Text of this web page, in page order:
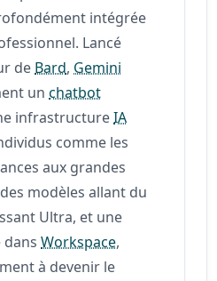
intégrée
Lancé
de Bard, Gemini
unchatbot
infrastructureIA
comme les
aux grandes
modèles allant du
Ultra, et une
dansWorkspace,
à devenir le